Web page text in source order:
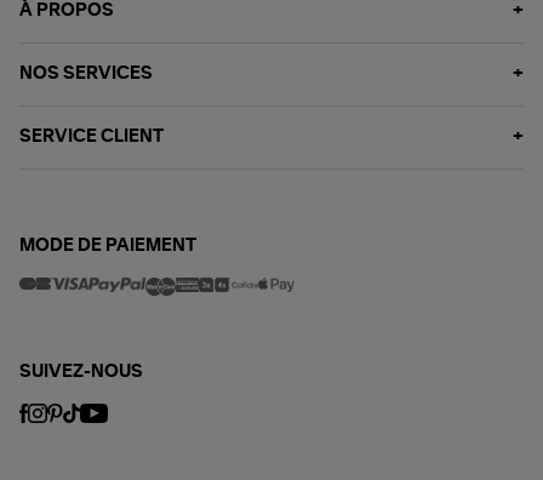
À PROPOS
NOS SERVICES
SERVICE CLIENT
MODE DE PAIEMENT
SUIVEZ-NOUS